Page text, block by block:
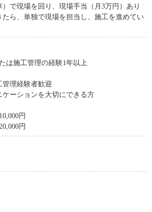
）で現場を回り、現場手当（月3万円）あり
たら、単独で現場を担当し、施工を進めてい
は施工管理の経験1年以上
管理経験者歓迎
ケーションを大切にできる方
円
円